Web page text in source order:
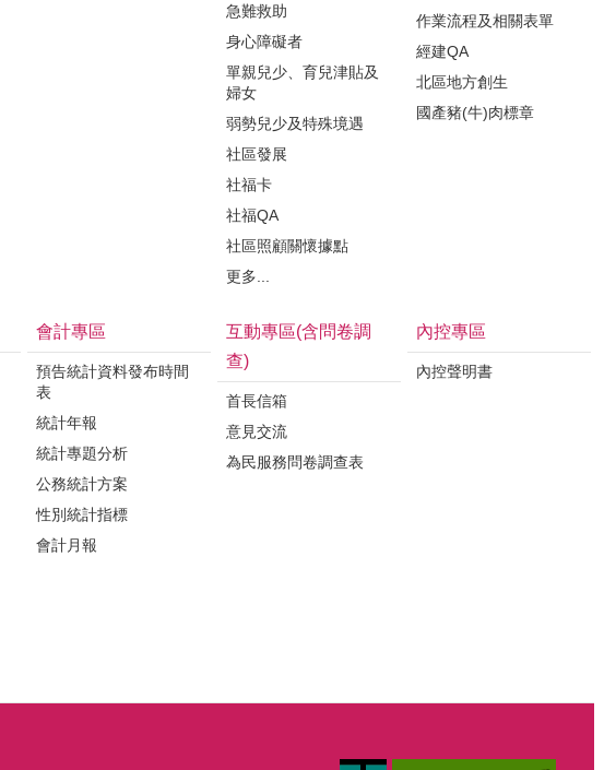
急難救助
身心障礙者
單親兒少、育兒津貼及
婦女
弱勢兒少及特殊境遇
社區發展
社福卡
社福QA
社區照顧關懷據點
更多...
作業流程及相關表單
經建QA
北區地方創生
國產豬(牛)肉標章
會計專區
預告統計資料發布時間
表
統計年報
統計專題分析
公務統計方案
性別統計指標
會計月報
互動專區(含問卷調
查)
首長信箱
意見交流
為民服務問卷調查表
內控專區
內控聲明書